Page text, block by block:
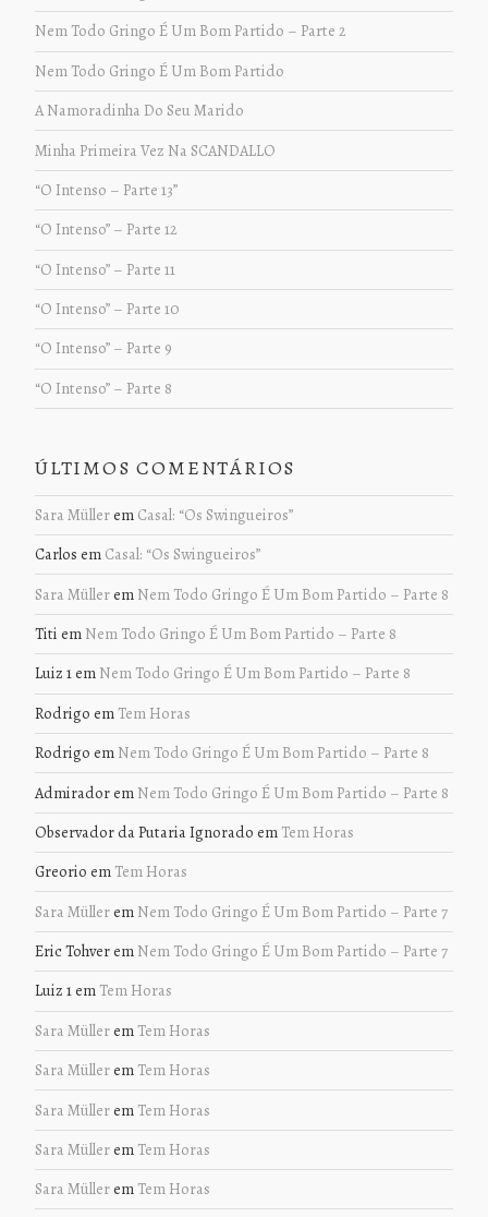
Nem Todo Gringo É Um Bom Partido – Parte 2
Nem Todo Gringo É Um Bom Partido
A Namoradinha Do Seu Marido
Minha Primeira Vez Na SCANDALLO
“O Intenso – Parte 13”
“O Intenso” – Parte 12
“O Intenso” – Parte 11
“O Intenso” – Parte 10
“O Intenso” – Parte 9
“O Intenso” – Parte 8
ÚLTIMOS COMENTÁRIOS
Sara Müllerem Casal: “Os Swingueiros”
Carlos em Casal: “Os Swingueiros”
Sara Müllerem Nem Todo Gringo É Um Bom Partido – Parte 8
Titi em Nem Todo Gringo É Um Bom Partido – Parte 8
Luiz 1em Nem Todo Gringo É Um Bom Partido – Parte 8
Rodrigo em Tem Horas
Rodrigo em Nem Todo Gringo É Um Bom Partido – Parte 8
Admiradorem Nem Todo Gringo É Um Bom Partido – Parte 8
Observador da Putaria Ignorado em Tem Horas
Greorio em Tem Horas
Sara Müllerem Nem Todo Gringo É Um Bom Partido – Parte 7
Eric Tohverem Nem Todo Gringo É Um Bom Partido – Parte 7
Luiz 1em Tem Horas
Sara Müllerem Tem Horas
Sara Müllerem Tem Horas
Sara Müllerem Tem Horas
Sara Müllerem Tem Horas
Sara Müllerem Tem Horas